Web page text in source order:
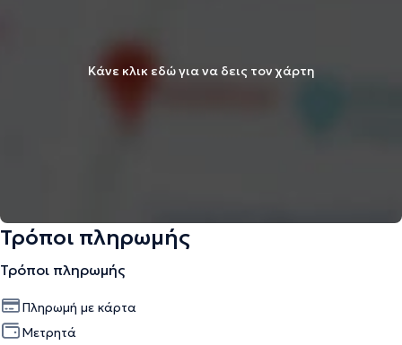
Κάνε κλικ εδώ για να δεις τον χάρτη
Τρόποι πληρωμής
Τρόποι πληρωμής
Πληρωμή με κάρτα
Μετρητά